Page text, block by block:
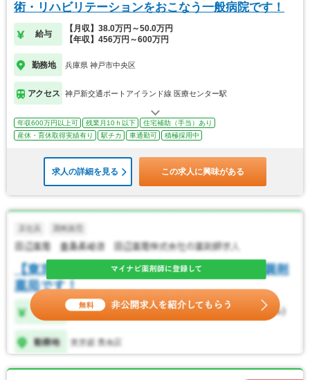
術・リハビリテーションをおこなう一般病院です！
給与
【月収】38.0万円～50.0万円
【年収】456万円～600万円
勤務地 兵庫県 神戸市中央区
アクセス 神戸新交通ポートアイランド線 医療センター駅
年収600万円以上可 残業月10ｈ以下
住宅補助（手当）あり
産休・育休取得実績有り
駅チカ 車通勤可 積極採用中
求人の詳細を見る この求人に興味がある